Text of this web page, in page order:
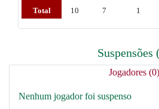
Total
10 7 1
Suspensões
Jogadores (0)
Nenhum jogador foi suspenso